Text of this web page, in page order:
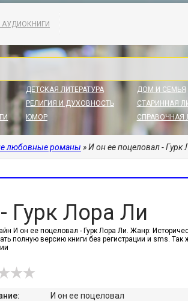
АУДИОКНИГИ
ДЕТСКАЯ ЛИТЕРАТУРА
РЕЛИГИЯ И ДУХОВНОСТЬ
ЮМОР
ДОМ И СЕМЬЯ
СТАРИННАЯ
СПРАВОЧНАЯ
любовные романы » И он ее поцеловал - Гурк
Гурк Лора Ли
И он ее поцеловал - Гурк Лора Ли. Жанр:
полную версию книги без регистрации и sms.
И он ее поцеловал